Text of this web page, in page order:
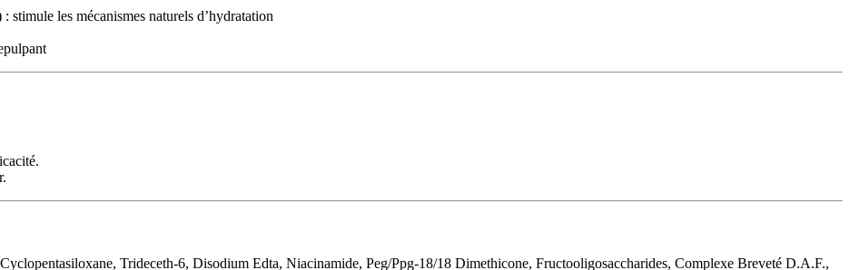
stimule les mécanismes naturels d’hydratation
Trideceth-6, Disodium Edta, Niacinamide, Peg/Ppg-18/18 Dimethicone, Fructooligosaccharides, Complexe Breveté D.A.F.,